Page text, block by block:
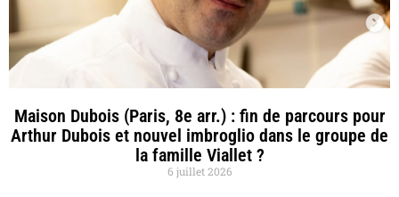
Maison Dubois (Paris, 8e arr.) : fin de parcours pour
Arthur Dubois et nouvel imbroglio dans le groupe de
la famille Viallet ?
6 juillet 2026